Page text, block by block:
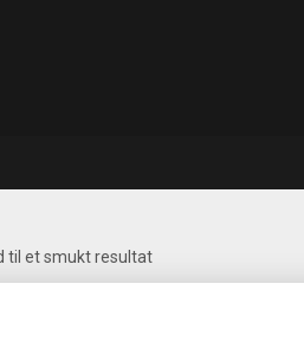
til et smukt resultat